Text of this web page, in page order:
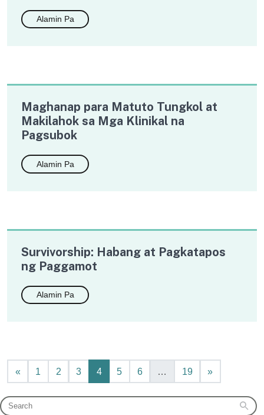
Alamin Pa
Maghanap para Matuto Tungkol at
Makilahok sa Mga Klinikal na
Pagsubok
Alamin Pa
Survivorship: Habang at Pagkatapos
ng Paggamot
Alamin Pa
Posts navigation
« 1 2 3 4 5 6 … 19 »